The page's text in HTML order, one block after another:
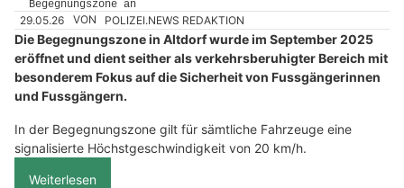
29.05.26 VON POLIZEI.NEWS REDAKTION
Die Begegnungszone in Altdorf wurde im September 2025
eröffnet und dient seither als verkehrsberuhigter Bereich mit
besonderem Fokus auf die Sicherheit von Fussgängerinnen
und Fussgängern.
In der Begegnungszone gilt für sämtliche Fahrzeuge eine
signalisierte Höchstgeschwindigkeit von 20 km/h.
Weiterlesen